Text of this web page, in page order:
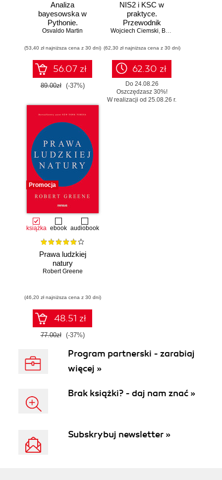
Analiza
bayesowska w
Pythonie.
Praktyczny
modelowaniu
probabilistycznym.
Wydanie III
Osvaldo Martin
(53,40 zł najniższa cena z 30 dni)
56.07 zł
89.00zł (-37%)
NIS2 i KSC w
praktyce.
Przewodnik
wdrożeniowy dla
Wojciech Ciemski, Bartłomiej Wieczorek
(62,30 zł najniższa cena z 30 dni)
62.30 zł
Do 24.08.26
Oszczędzasz 30%!
W realizacji od 25.08.26 r.
Promocja
książka ebook audiobook
Prawa ludzkiej
natury
Robert Greene
(46,20 zł najniższa cena z 30 dni)
48.51 zł
77.00zł (-37%)
Program partnerski - zarabiaj
więcej »
Brak książki? - daj nam znać »
Subskrybuj newsletter »